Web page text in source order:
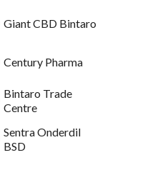
Giant CBD Bintaro
Century Pharma
Bintaro Trade
Centre
Sentra Onderdil
BSD